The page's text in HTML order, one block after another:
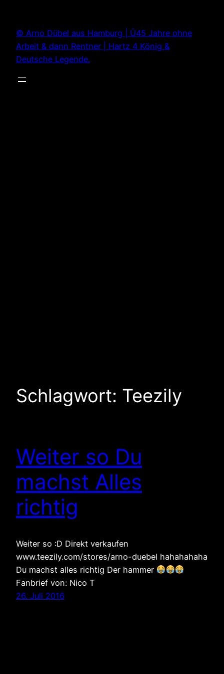
springen
© Arno Dübel aus Hamburg | Ü45 Jahre ohne
Arbeit & dann Rentner | Hartz 4 König &
Deutsche Legende.
Schlagwort: Teezily
Weiter so Du
machst Alles
richtig
Weiter so :D Direkt verkaufen
www.teezily.com/stores/arno-duebel hahahahaha
Du machst alles richtig Der hammer
Fanbrief von: Nico T
26. Juli 2016